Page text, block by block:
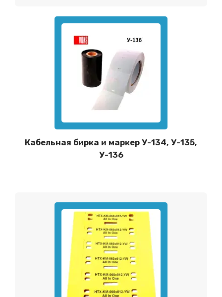
Кабельная бирка и маркер У-134, У-135,
У-136